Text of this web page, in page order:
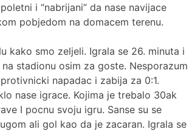
i “nabrijani” da nase navijace
pobjedom na domacem terenu.
kako smo zeljeli. Igrala se 26. minuta i
stadionu osim za goste. Nesporazum
napadac i zabija za 0:1.
nase igrace. Kojima je trebalo 30ak
I pocnu svoju igru. Sanse su se
ali gol kao da je zacaran. Igrala se